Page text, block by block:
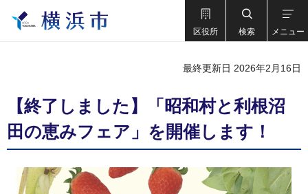
区役所 検索 メニュー
最終更新日 2026年2月16日
【終了しました】「昭和村と利根沼
田の恵みフェア」を開催します！